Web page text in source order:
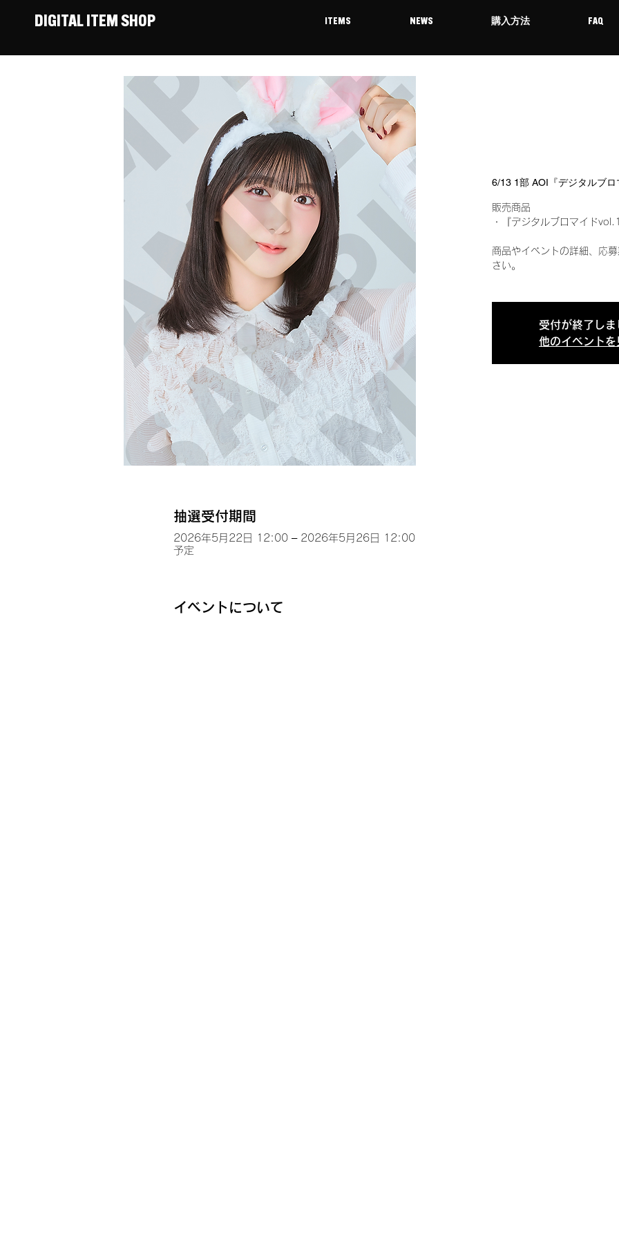
DIGITAL ITEM SHOP ITEMS NEWS 購入方法 FAQ
6/13 1部 AOI『デジタルブ
販売商品
・『デジタルブロマイド
商品やイベントの詳細、応
さい。
受付が終了しま
他のイベントを
抽選受付期間
2026年5月22日 12:00 – 2026年5月26日 12:00
予定
イベントについて